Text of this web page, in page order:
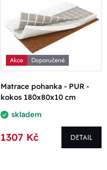
Akce Doporučené
Matrace pohanka - PUR -
kokos 180x80x10 cm
skladem
1307 Kč DETAIL